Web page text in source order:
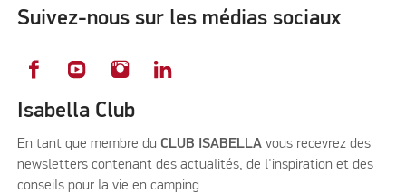
Suivez-nous sur les médias sociaux
Isabella Club
En tant que membre du CLUB ISABELLA vous recevrez des
newsletters contenant des actualités, de l'inspiration et des
conseils pour la vie en camping.